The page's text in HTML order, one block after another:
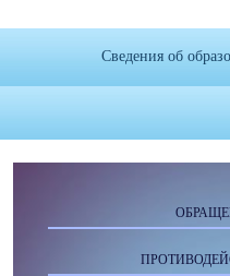
Сведения об